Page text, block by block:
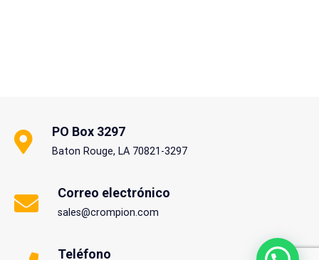
PO Box 3297
Baton Rouge, LA 70821-3297
Correo electrónico
sales@crompion.com
Teléfono